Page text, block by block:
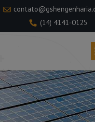
(14) 4141-0125